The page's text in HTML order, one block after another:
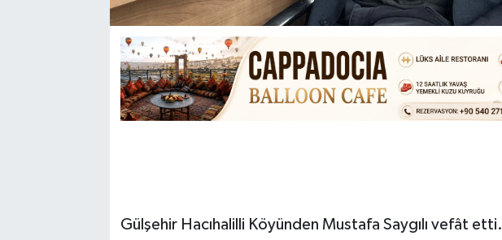
Gülşehir Hacıhalilli Köyünden Mustafa Saygılı vefât etti.